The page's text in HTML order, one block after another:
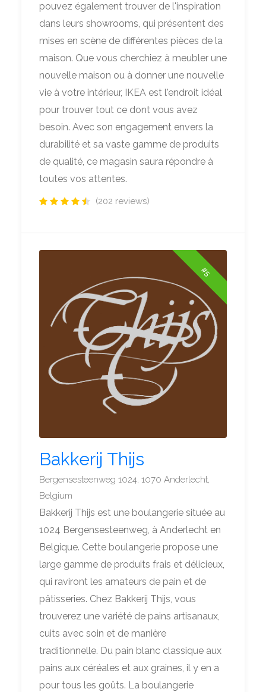
pouvez également trouver de l'inspiration
dans leurs showrooms, qui présentent des
mises en scène de différentes pièces de la
maison. Que vous cherchiez à meubler une
nouvelle maison ou à donner une nouvelle
vie à votre intérieur, IKEA est l'endroit idéal
pour trouver tout ce dont vous avez
besoin. Avec son engagement envers la
durabilité et sa vaste gamme de produits
de qualité, ce magasin saura répondre à
toutes vos attentes.
(202 reviews)
#5
Bakkerij Thijs
Bergensesteenweg 1024, 1070 Anderlecht,
Belgium
Bakkerij Thijs est une boulangerie située au
1024 Bergensesteenweg, à Anderlecht en
Belgique. Cette boulangerie propose une
large gamme de produits frais et délicieux,
qui raviront les amateurs de pain et de
pâtisseries. Chez Bakkerij Thijs, vous
trouverez une variété de pains artisanaux,
cuits avec soin et de manière
traditionnelle. Du pain blanc classique aux
pains aux céréales et aux graines, il y en a
pour tous les goûts. La boulangerie